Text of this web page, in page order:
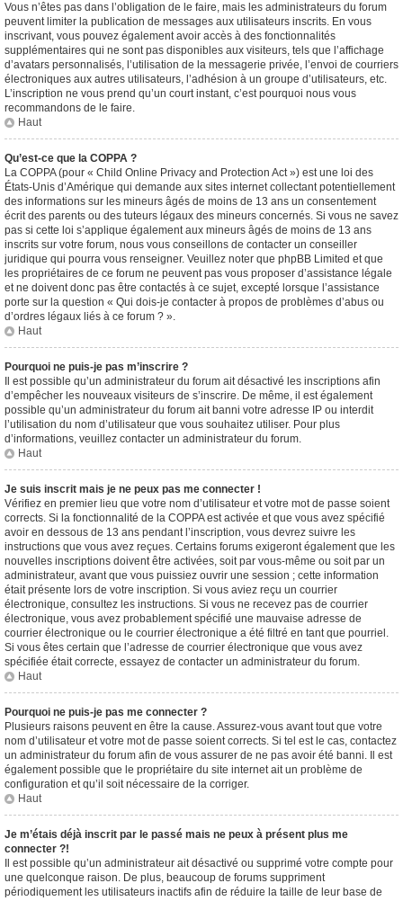
Vous n’êtes pas dans l’obligation de le faire, mais les administrateurs du forum
peuvent limiter la publication de messages aux utilisateurs inscrits. En vous
inscrivant, vous pouvez également avoir accès à des fonctionnalités
supplémentaires qui ne sont pas disponibles aux visiteurs, tels que l’affichage
d’avatars personnalisés, l’utilisation de la messagerie privée, l’envoi de courriers
électroniques aux autres utilisateurs, l’adhésion à un groupe d’utilisateurs, etc.
L’inscription ne vous prend qu’un court instant, c’est pourquoi nous vous
recommandons de le faire.
Haut
Qu’est-ce que la COPPA ?
La COPPA (pour « Child Online Privacy and Protection Act ») est une loi des
États-Unis d’Amérique qui demande aux sites internet collectant potentiellement
des informations sur les mineurs âgés de moins de 13 ans un consentement
écrit des parents ou des tuteurs légaux des mineurs concernés. Si vous ne savez
pas si cette loi s’applique également aux mineurs âgés de moins de 13 ans
inscrits sur votre forum, nous vous conseillons de contacter un conseiller
juridique qui pourra vous renseigner. Veuillez noter que phpBB Limited et que
les propriétaires de ce forum ne peuvent pas vous proposer d’assistance légale
et ne doivent donc pas être contactés à ce sujet, excepté lorsque l’assistance
porte sur la question « Qui dois-je contacter à propos de problèmes d’abus ou
d’ordres légaux liés à ce forum ? ».
Haut
Pourquoi ne puis-je pas m’inscrire ?
Il est possible qu’un administrateur du forum ait désactivé les inscriptions afin
d’empêcher les nouveaux visiteurs de s’inscrire. De même, il est également
possible qu’un administrateur du forum ait banni votre adresse IP ou interdit
l’utilisation du nom d’utilisateur que vous souhaitez utiliser. Pour plus
d’informations, veuillez contacter un administrateur du forum.
Haut
Je suis inscrit mais je ne peux pas me connecter !
Vérifiez en premier lieu que votre nom d’utilisateur et votre mot de passe soient
corrects. Si la fonctionnalité de la COPPA est activée et que vous avez spécifié
avoir en dessous de 13 ans pendant l’inscription, vous devrez suivre les
instructions que vous avez reçues. Certains forums exigeront également que les
nouvelles inscriptions doivent être activées, soit par vous-même ou soit par un
administrateur, avant que vous puissiez ouvrir une session ; cette information
était présente lors de votre inscription. Si vous aviez reçu un courrier
électronique, consultez les instructions. Si vous ne recevez pas de courrier
électronique, vous avez probablement spécifié une mauvaise adresse de
courrier électronique ou le courrier électronique a été filtré en tant que pourriel.
Si vous êtes certain que l’adresse de courrier électronique que vous avez
spécifiée était correcte, essayez de contacter un administrateur du forum.
Haut
Pourquoi ne puis-je pas me connecter ?
Plusieurs raisons peuvent en être la cause. Assurez-vous avant tout que votre
nom d’utilisateur et votre mot de passe soient corrects. Si tel est le cas, contactez
un administrateur du forum afin de vous assurer de ne pas avoir été banni. Il est
également possible que le propriétaire du site internet ait un problème de
configuration et qu’il soit nécessaire de la corriger.
Haut
Je m’étais déjà inscrit par le passé mais ne peux à présent plus me
connecter ?!
Il est possible qu’un administrateur ait désactivé ou supprimé votre compte pour
une quelconque raison. De plus, beaucoup de forums suppriment
périodiquement les utilisateurs inactifs afin de réduire la taille de leur base de